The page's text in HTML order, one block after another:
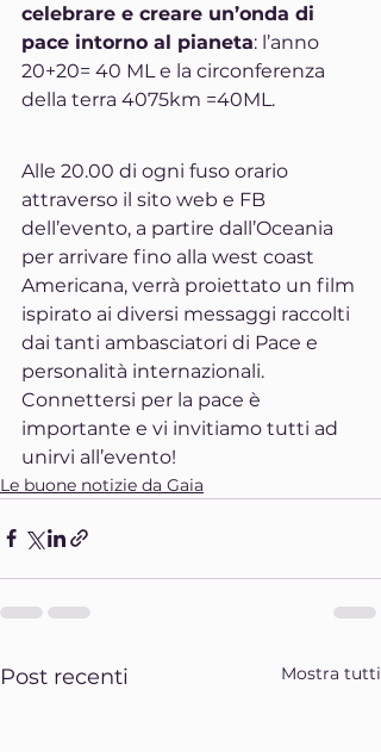
celebrare e creare un’onda di
pace intorno al pianeta: l’anno
20+20= 40 ML e la circonferenza
della terra 4075km =40ML.
Alle 20.00 di ogni fuso orario
attraverso il sito web e FB
dell’evento, a partire dall’Oceania
per arrivare fino alla west coast
Americana, verrà proiettato un film
ispirato ai diversi messaggi raccolti
dai tanti ambasciatori di Pace e
personalità internazionali.
Connettersi per la pace è
importante e vi invitiamo tutti ad
unirvi all’evento!
Le buone notizie da Gaia
Post recenti Mostra tutti